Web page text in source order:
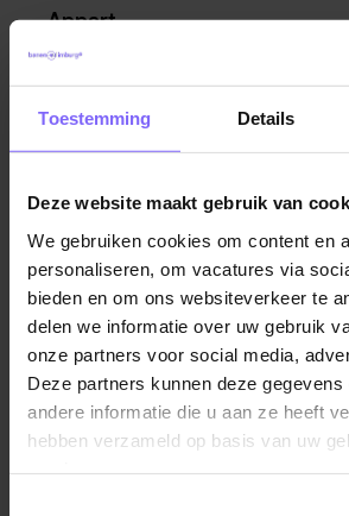
Toestemming Details
Deze website maakt gebruik van
We gebruiken cookies om content en
personaliseren, om vacatures via
bieden en om ons websiteverkeer te
delen we informatie over uw gebruik
onze partners voor social media,
Deze partners kunnen deze
andere informatie die u aan ze heeft
hebben verzameld op basis van uw
Appart
Regio Zuid
Hoppenbrouwers Techniek
Categorie Middelgroot Bedrijf
Stichting Kom Leren
Verschillende winnende bedrijven
openstaande vacatures bij ons op
en wie weet start jouw nieuwe
aantrekkelijke werkgevers!
Bron: aantrekkelijkstewerkgever